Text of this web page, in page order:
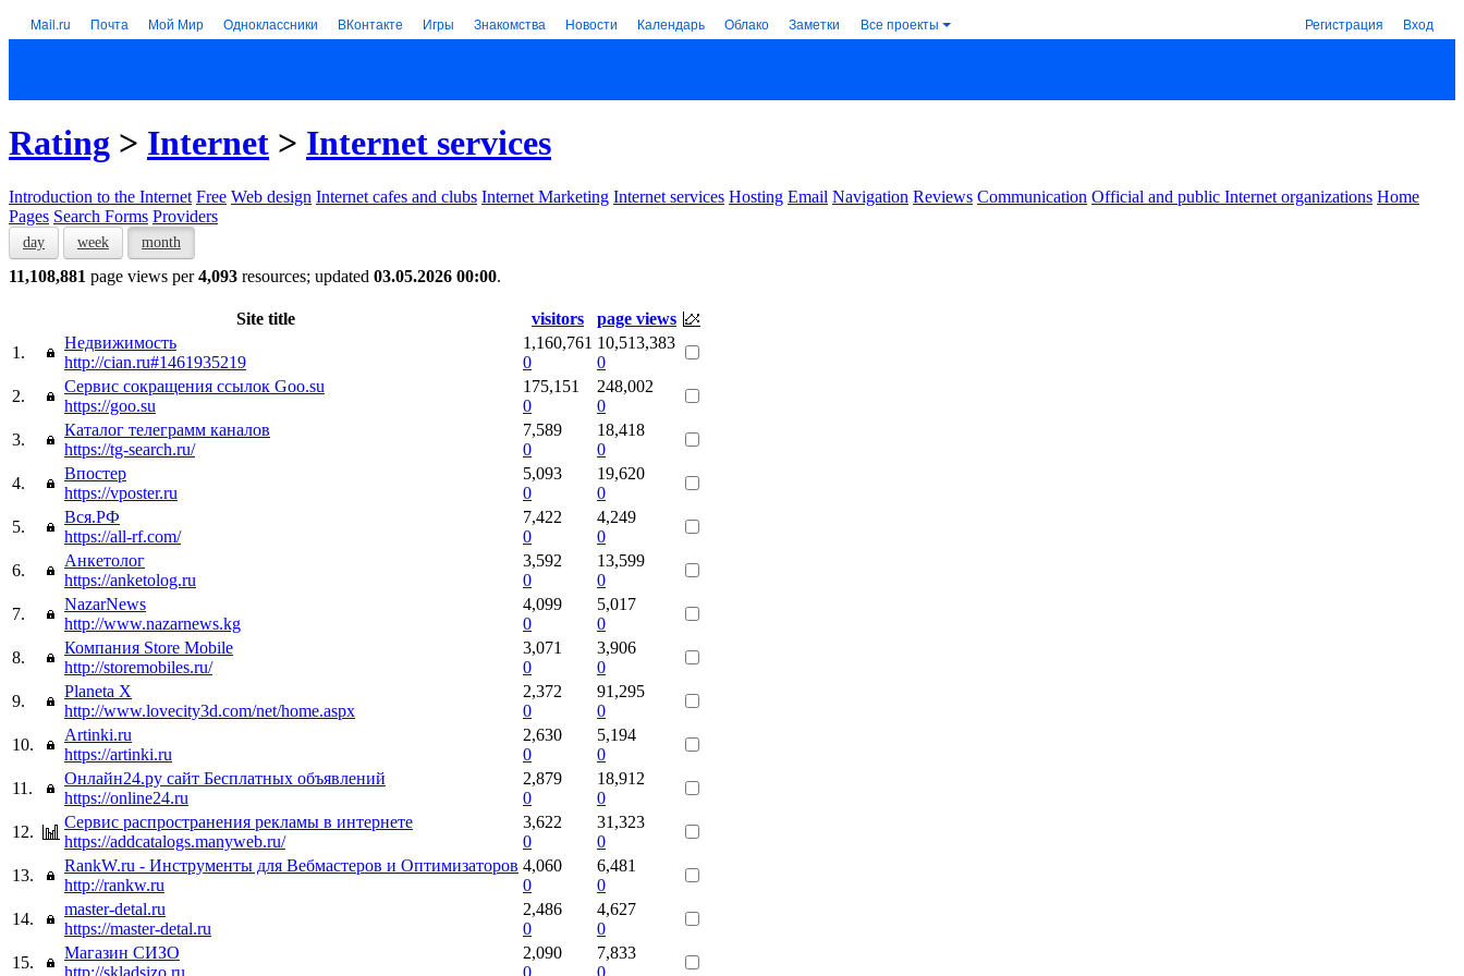
Mail.ru Почта Мой Мир Одноклассники ВКонтакте Игры Знакомства Новости Календарь Облако Заметки Все проекты Регистрация Вход
Rating > Internet > Internet services
Introduction to the Internet Free Web design Internet cafes and clubs Internet Marketing Internet services Hosting Email Navigation Reviews Communication Official and public Internet organizations Home
Pages Search Forms Providers
day week month
11,108,881 page views per4,093 resources; updated 03.05.2026 00:00.
Site title visitors
page views
1.
Недвижимость
http://cian.ru#1461935219
1,160,761
0
10,513,383
0
2.
Сервис сокращения ссылок Goo.su
https://goo.su
175,151
0
248,002
0
3.
Каталог телеграмм каналов
https://tg-search.ru/
7,589
0
18,418
0
4.
Впостер
https://vposter.ru
5,093
0
19,620
0
5.
Вся.РФ
https://all-rf.com/
7,422
0
4,249
0
6.
Анкетолог
https://anketolog.ru
3,592
0
13,599
0
7.
NazarNews
http://www.nazarnews.kg
4,099
0
5,017
0
8.
Компания Store Mobile
http://storemobiles.ru/
3,071
0
3,906
0
9.
Planeta Х
http://www.lovecity3d.com/net/home.aspx
2,372
0
91,295
0
10.
Artinki.ru
https://artinki.ru
2,630
0
5,194
0
11.
Онлайн24.ру сайт Бесплатных объявлений
https://online24.ru
2,879
0
18,912
0
12.
Сервис распространения рекламы в интернете
https://addcatalogs.manyweb.ru/
3,622
0
31,323
0
13.
RankW.ru - Инструменты для Вебмастеров и Оптимизаторов
http://rankw.ru
4,060
0
6,481
0
14.
master-detal.ru
https://master-detal.ru
2,486
0
4,627
0
15.
Магазин СИЗО
http://skladsizo.ru
2,090
0
7,833
0